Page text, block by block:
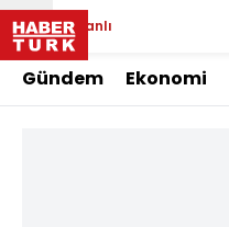
Canlı
Gündem Ekonomi